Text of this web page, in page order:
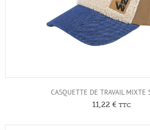
CASQUETTE DE TRAVAIL MIXTE
11,22 € TTC